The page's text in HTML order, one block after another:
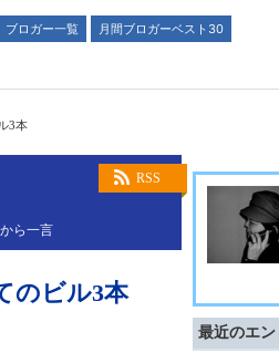
ブロガー一覧
月間ブロガーベスト30
3本
RSS
ら一言
のビル3本
最近のエ